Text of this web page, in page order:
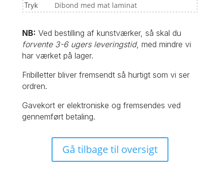
Tryk Dibond med mat laminat
NB: Ved bestilling af kunstværker, så skal du
forvente 3-6 ugers leveringstid, med mindre vi
har værket på lager.
Fribilletter bliver fremsendt så hurtigt som vi ser
ordren.
Gavekort er elektroniske og fremsendes ved
gennemført betaling.
Gå tilbage til oversigt